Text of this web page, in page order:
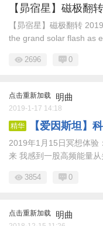
【昴宿星】磁极翻转
【昴宿星】磁极翻转
the grand solar flash as
2696 0
点击重新加载 明曲
2019-1-17 14:18
精华 【爱因斯坦】
2019年1月15日冥想体
来 我感到一股高频能量
3854 0
点击重新加载 明曲